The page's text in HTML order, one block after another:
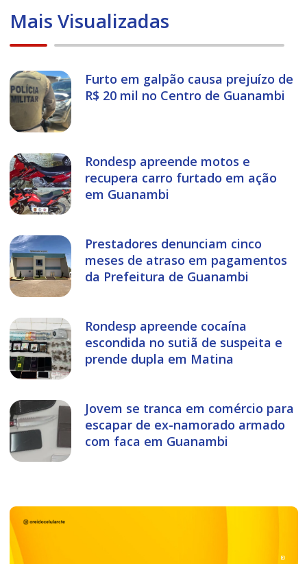
Mais Visualizadas
Furto em galpão causa prejuízo de
R$ 20 mil no Centro de Guanambi
Rondesp apreende motos e
recupera carro furtado em ação
em Guanambi
Prestadores denunciam cinco
meses de atraso em pagamentos
da Prefeitura de Guanambi
Rondesp apreende cocaína
escondida no sutiã de suspeita e
prende dupla em Matina
Jovem se tranca em comércio para
escapar de ex-namorado armado
com faca em Guanambi